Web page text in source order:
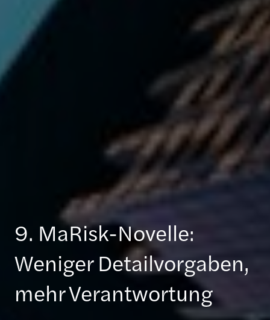
9. MaRisk-Novelle:
Weniger Detailvorgaben,
mehr Verantwortung